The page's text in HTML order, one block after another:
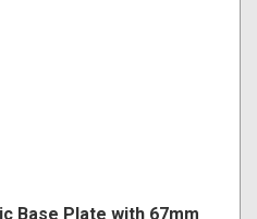
Base Plate with 67mm